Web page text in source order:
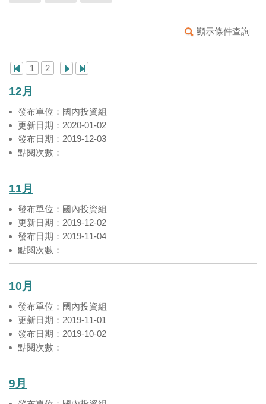
顯示條件查詢
1 2
12月
發布單位：國內投資組
更新日期：2020-01-02
發布日期：2019-12-03
點閱次數：
11月
發布單位：國內投資組
更新日期：2019-12-02
發布日期：2019-11-04
點閱次數：
10月
發布單位：國內投資組
更新日期：2019-11-01
發布日期：2019-10-02
點閱次數：
9月